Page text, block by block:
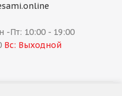
-Пт: 10:00 - 19:00
Вс: Выходной